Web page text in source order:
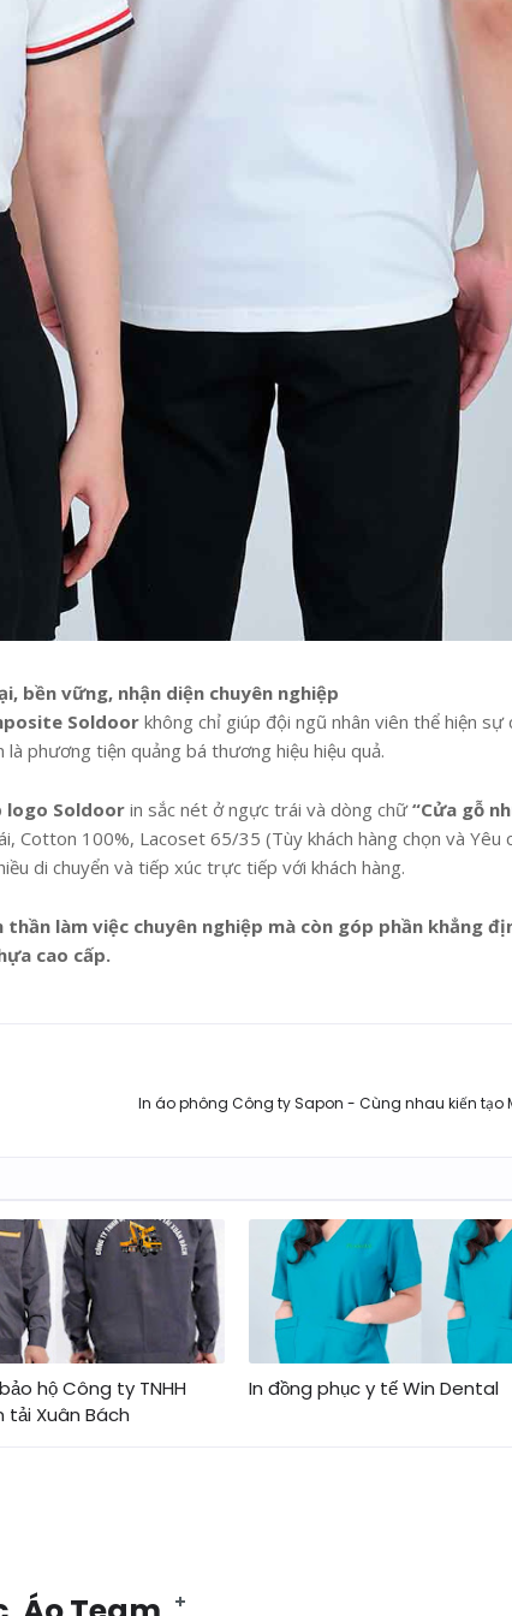
bền vững, nhận diện chuyên nghiệp
Soldoorkhông chỉ giúp đội ngũ nhân viên thể hiện sự
phương tiện quảng bá thương hiệu hiệu quả.
logo Soldoor in sắc nét ở ngực trái và dòng chữ“Cửa gỗ
Cotton 100%, Lacoset 65/35 (Tùy khách hàng chọn và Yêu
di chuyển và tiếp xúc trực tiếp với khách hàng.
làm việc chuyên nghiệp mà còn góp phần khẳng
cao cấp.
In áo phông Công ty Sapon - Cùng nhau kiến tạo
hộ Công ty TNHH
tải Xuân Bách
In đồng phục y tế Win Dental